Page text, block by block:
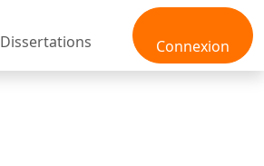
Connexion
Dissertations